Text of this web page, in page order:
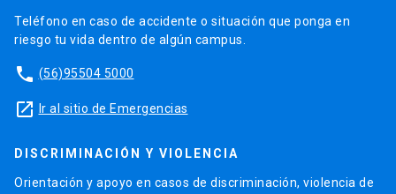
Teléfono en caso de accidente o situación que ponga en
riesgo tu vida dentro de algún campus.
phone (56)95504 5000
launch Ir al sitio de Emergencias
DISCRIMINACIÓN Y VIOLENCIA
Orientación y apoyo en casos de discriminación, violencia de